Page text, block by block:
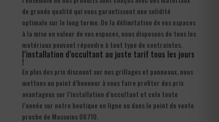
de grande qualité qui vous garantissent une solidité
optimale sur le long terme. De la délimitation de vos espaces
à la mise en valeur de vos espaces, nous disposons de tous les
matériaux pouvant répondre à tout type de contraintes.
l’installation d’occultant au juste tarif tous les jours
!
En plus des prix discount sur nos grillages et panneaux, nous
mettons un point d’honneur à vous faire profiter des prix
avantageux sur l’installation d’occultant et cela toute
l’année sur notre boutique en ligne ou dans le point de vente
proche de Massoins 06710.